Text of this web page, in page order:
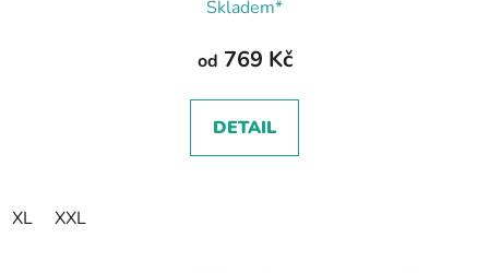
Skladem*
od 769 Kč
DETAIL
XL XXL